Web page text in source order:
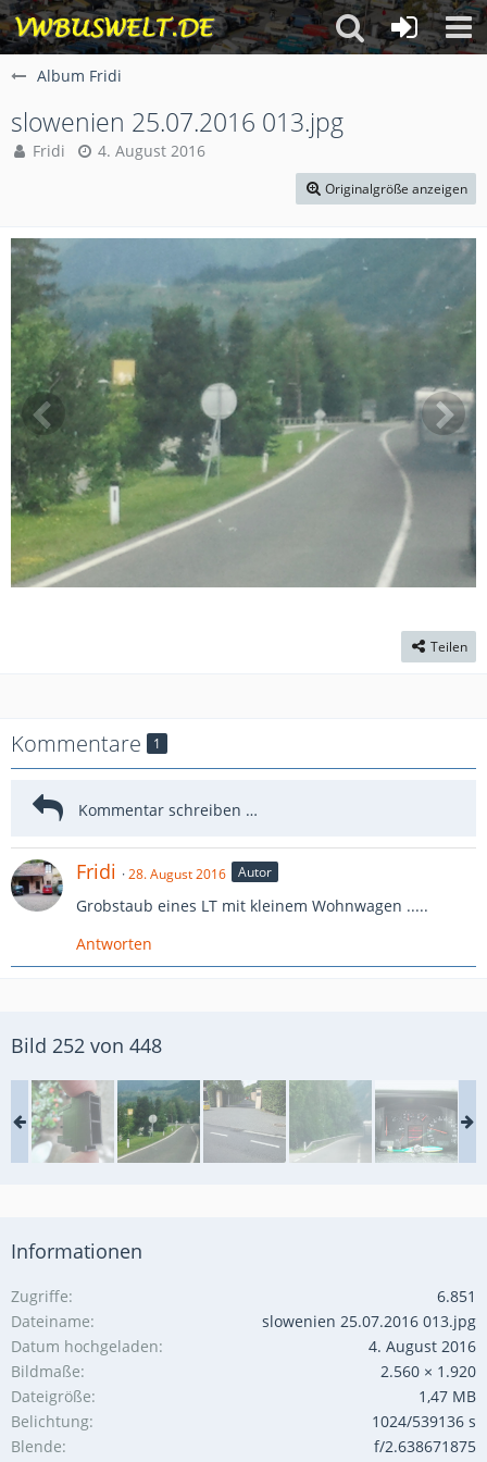
Album Fridi
slowenien 25.07.2016 013.jpg
Fridi 4. August 2016
Originalgröße anzeigen
Teilen
Kommentare 1
Fridi 28. August 2016 Autor
Grobstaub eines LT mit kleinem Wohnwagen .....
Antworten
Bild 252 von 448
Informationen
Zugriffe
6.851
Dateiname
slowenien 25.07.2016 013.jpg
Datum hochgeladen
4. August 2016
Bildmaße
2.560 × 1.920
Dateigröße
1,47 MB
Belichtung
1024/539136 s
Blende
f/2.638671875